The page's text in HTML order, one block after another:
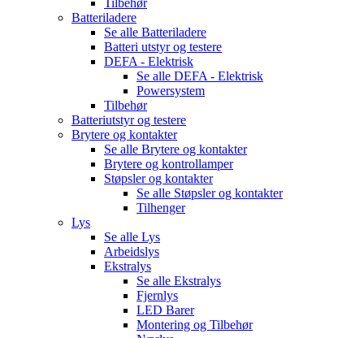
Batteriladere
Se alle Batteriladere
Batteri utstyr og testere
DEFA - Elektrisk
Se alle DEFA - Elektrisk
Powersystem
Tilbehør
Batteriutstyr og testere
Brytere og kontakter
Se alle Brytere og kontakter
Brytere og kontrollamper
Støpsler og kontakter
Se alle Støpsler og kontakter
Tilhenger
Lys
Se alle Lys
Arbeidslys
Ekstralys
Se alle Ekstralys
Fjernlys
LED Barer
Montering og Tilbehør